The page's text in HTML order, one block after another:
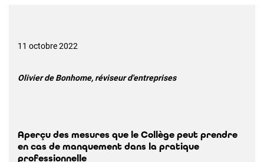
11 octobre 2022
Olivier de Bonhome, réviseur d'entreprises
Aperçu des mesures que le Collège peut prendre
en cas de manquement dans la pratique
professionnelle